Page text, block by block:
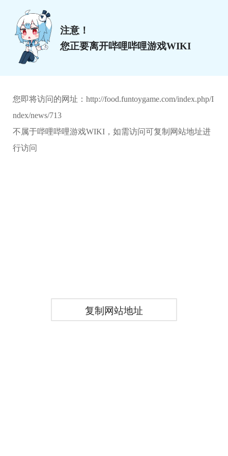
注意！
您正要离开哔哩哔哩游戏WIKI
您即将访问的网址： http://food.funtoygame.com/index.php/I
ndex/news/713
不属于哔哩哔哩游戏WIKI，如需访问可复制网站地址进
行访问
复制网站地址